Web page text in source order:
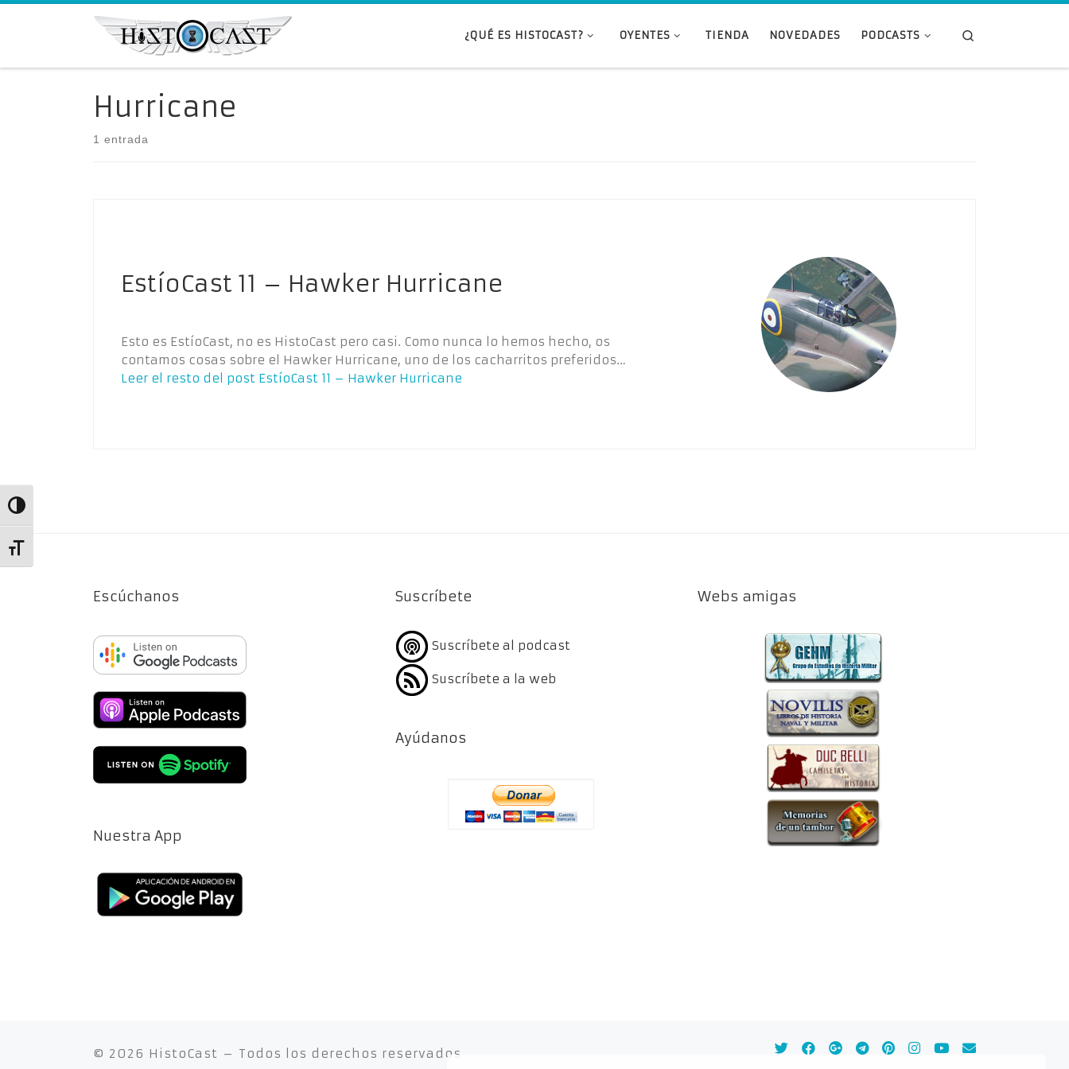
Alternar alto contraste
Alternar tamaño de letra
Saltar al contenido
¿QUÉ ES HISTOCAST? OYENTES TIENDA NOVEDADES PODCASTS
Hurricane
1 entrada
EstíoCast 11 – Hawker Hurricane
Esto es EstíoCast, no es HistoCast pero casi. Como nunca lo hemos hecho, os
contamos cosas sobre el Hawker Hurricane, uno de los cacharritos preferidos…
Leer el resto del post EstíoCast 11 – Hawker Hurricane
Escúchanos
Nuestra App
Suscríbete
Suscríbete al podcast
Suscríbete a la web
Ayúdanos
Webs amigas
© 2026 HistoCast – Todos los derechos reservados